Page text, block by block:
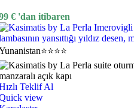
€ 'dan itibaren
⭐⭐⭐⭐
Teklif Al
view